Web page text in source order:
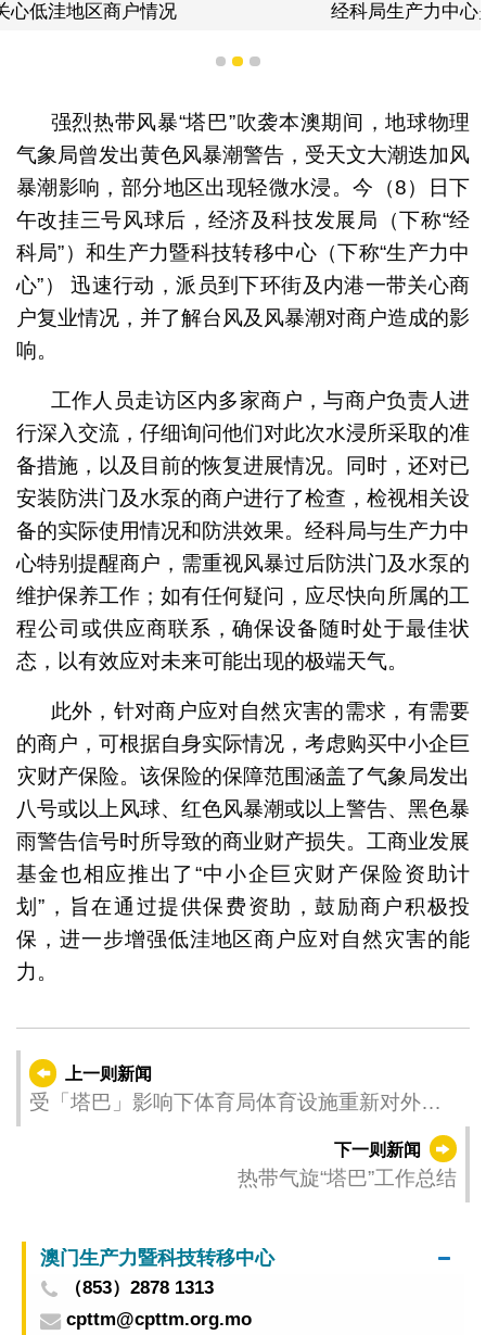
经科局生产力中心关心低洼地区商户情况
1 2 3
强烈热带风暴“塔巴”吹袭本澳期间，地球物理
气象局曾发出黄色风暴潮警告，受天文大潮迭加风
暴潮影响，部分地区出现轻微水浸。今（8）日下
午改挂三号风球后，经济及科技发展局（下称“经
科局”）和生产力暨科技转移中心（下称“生产力中
心”） 迅速行动，派员到下环街及内港一带关心商
户复业情况，并了解台风及风暴潮对商户造成的影
响。
工作人员走访区内多家商户，与商户负责人进
行深入交流，仔细询问他们对此次水浸所采取的准
备措施，以及目前的恢复进展情况。同时，还对已
安装防洪门及水泵的商户进行了检查，检视相关设
备的实际使用情况和防洪效果。经科局与生产力中
心特别提醒商户，需重视风暴过后防洪门及水泵的
维护保养工作；如有任何疑问，应尽快向所属的工
程公司或供应商联系，确保设备随时处于最佳状
态，以有效应对未来可能出现的极端天气。
此外，针对商户应对自然灾害的需求，有需要
的商户，可根据自身实际情况，考虑购买中小企巨
灾财产保险。该保险的保障范围涵盖了气象局发出
八号或以上风球、红色风暴潮或以上警告、黑色暴
雨警告信号时所导致的商业财产损失。工商业发展
基金也相应推出了“中小企巨灾财产保险资助计
划”，旨在通过提供保费资助，鼓励商户积极投
保，进一步增强低洼地区商户应对自然灾害的能
力。
上一则新闻
受「塔巴」影响下体育局体育设施重新对外开
下一则新闻
热带气旋“塔巴”工作总结
澳门生产力暨科技转移中心
（853）2878 1313
cpttm@cpttm.org.mo